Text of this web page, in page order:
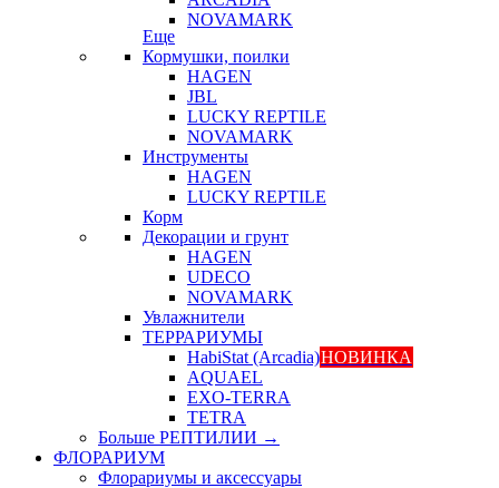
NOVAMARK
Еще
Кормушки, поилки
HAGEN
JBL
LUCKY REPTILE
NOVAMARK
Инструменты
HAGEN
LUCKY REPTILE
Корм
Декорации и грунт
HAGEN
UDECO
NOVAMARK
Увлажнители
ТЕРРАРИУМЫ
HabiStat (Arcadia)НОВИНКА
AQUAEL
EXO-TERRA
TETRA
Больше РЕПТИЛИИ →
ФЛОРАРИУМ
Флорариумы и аксессуары